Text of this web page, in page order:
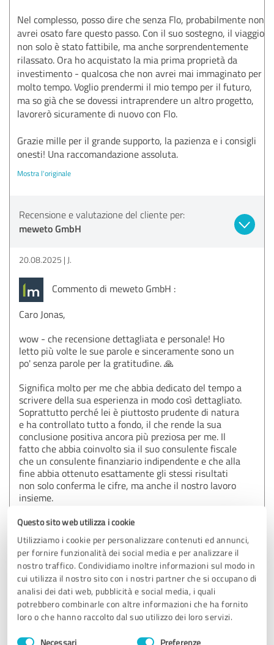
Questo sito web utilizza i cookie
Utilizziamo i cookie per personalizzare contenuti ed annunci,
per fornire funzionalità dei social media e per analizzare il
nostro traffico. Condividiamo inoltre informazioni sul modo in
cui utilizza il nostro sito con i nostri partner che si occupano di
analisi dei dati web, pubblicità e social media, i quali
potrebbero combinarle con altre informazioni che ha fornito
loro o che hanno raccolto dal suo utilizzo dei loro servizi.
Selezione
Necessari Preferenze
Nel complesso, posso dire che senza Flo, probabilmente non
avrei osato fare questo passo. Con il suo sostegno, il viaggio
non solo è stato fattibile, ma anche sorprendentemente
rilassato. Ora ho acquistato la mia prima proprietà da
investimento - qualcosa che non avrei mai immaginato per
molto tempo. Voglio prendermi il mio tempo per il futuro,
ma so già che se dovessi intraprendere un altro progetto,
lavorerò sicuramente di nuovo con Flo.
Grazie mille per il grande supporto, la pazienza e i consigli
onesti! Una raccomandazione assoluta.
Mostra l'originale
Recensione e valutazione del cliente per:
meweto GmbH
20.08.2025 J.
Commento di meweto GmbH :
Caro Jonas,
wow - che recensione dettagliata e personale! Ho
letto più volte le sue parole e sinceramente sono un
po' senza parole per la gratitudine. 🙏
Significa molto per me che abbia dedicato del tempo a
scrivere della sua esperienza in modo così dettagliato.
Soprattutto perché lei è piuttosto prudente di natura
e ha controllato tutto a fondo, il che rende la sua
conclusione positiva ancora più preziosa per me. Il
fatto che abbia coinvolto sia il suo consulente fiscale
che un consulente finanziario indipendente e che alla
fine abbia ottenuto esattamente gli stessi risultati
non solo conferma le cifre, ma anche il nostro lavoro
insieme.
Ma ciò che mi fa più piacere è che lei si sia sentito in
buone mani in ogni fase del processo - con tutte le sue
domande, preoccupazioni e richieste critiche. È proprio
così che dovrebbe essere: decisioni di questa portata
possono e devono essere prese con un buon feeling.
La ringrazio molto per la sua fiducia e le sue parole
sincere. È stato un vero piacere accompagnarla nel
suo viaggio verso il suo primo investimento